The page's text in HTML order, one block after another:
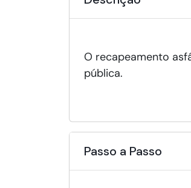
O recapeamento
pública.
Passo a Passo